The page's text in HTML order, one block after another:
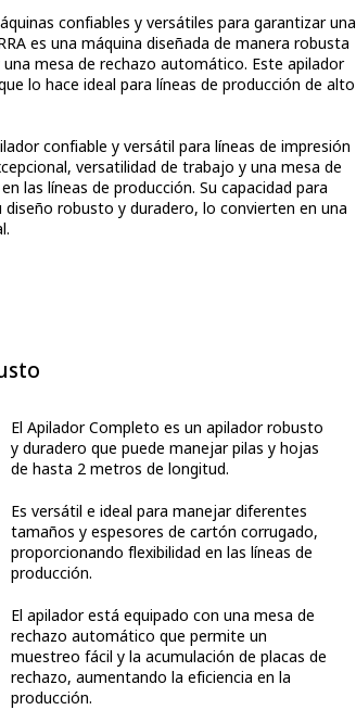
confiables y versátiles para garantizar una
es una máquina diseñada de manera robusta
mesa de rechazo automático. Este apilador
lo hace ideal para líneas de producción de alto
confiable y versátil para líneas de impresión
versatilidad de trabajo y una mesa de
las líneas de producción. Su capacidad para
robusto y duradero, lo convierten en una
El Apilador Completo es un apilador robusto
y duradero que puede manejar pilas y hojas
de hasta 2 metros de longitud.
Es versátil e ideal para manejar diferentes
tamaños y espesores de cartón corrugado,
proporcionando flexibilidad en las líneas de
producción.
El apilador está equipado con una mesa de
rechazo automático que permite un
muestreo fácil y la acumulación de placas de
rechazo, aumentando la eficiencia en la
producción.